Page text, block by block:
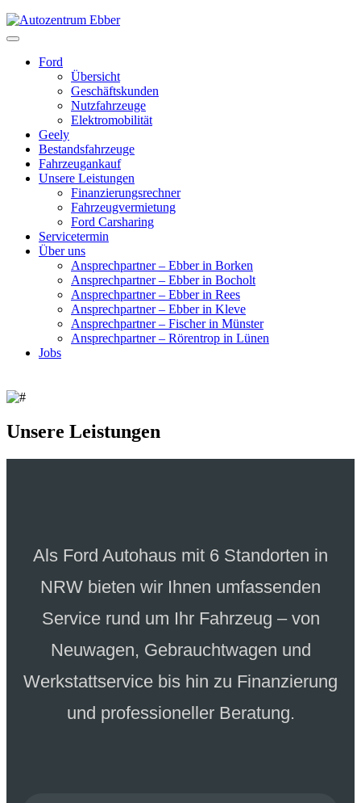
Ford
Übersicht
Geschäftskunden
Nutzfahrzeuge
Elektromobilität
Geely
Bestandsfahrzeuge
Fahrzeugankauf
Unsere Leistungen
Finanzierungsrechner
Fahrzeugvermietung
Ford Carsharing
Servicetermin
Über uns
Ansprechpartner – Ebber in Borken
Ansprechpartner – Ebber in Bocholt
Ansprechpartner – Ebber in Rees
Ansprechpartner – Ebber in Kleve
Ansprechpartner – Fischer in Münster
Ansprechpartner – Rörentrop in Lünen
Jobs
Unsere Leistungen
Als Ford Autohaus mit 6 Standorten in
NRW bieten wir Ihnen umfassenden
Service rund um Ihr Fahrzeug – von
Neuwagen, Gebrauchtwagen und
Werkstattservice bis hin zu Finanzierung
und professioneller Beratung.